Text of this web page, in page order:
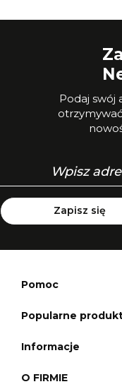
Podaj swój
Zapisz się
Pomoc
Popularne
Informacje
O FIRMIE